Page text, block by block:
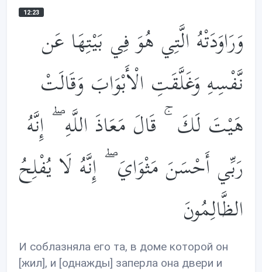
12:23
وَرَاوَدَتْهُ الَّتِي هُوَ فِي بَيْتِهَا عَن
نَّفْسِهِ وَغَلَّقَتِ الْأَبْوَابَ وَقَالَتْ
هَيْتَ لَكَ ۚ قَالَ مَعَاذَ اللَّهِ ۖ إِنَّهُ
رَبِّي أَحْسَنَ مَثْوَايَ ۖ إِنَّهُ لَا يُفْلِحُ
الظَّالِمُونَ
И соблазняла его та, в доме которой он
[жил], и [однажды] заперла она двери и